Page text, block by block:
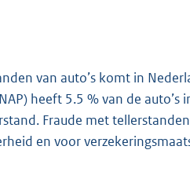
van auto’s komt in
heeft 5.5 % van de
Fraude met
en voor